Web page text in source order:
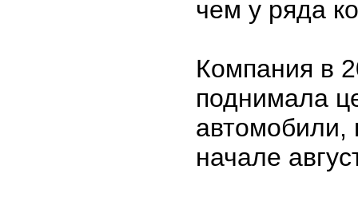
чем у ряда
Компания в
поднимала
автомобили,
начале